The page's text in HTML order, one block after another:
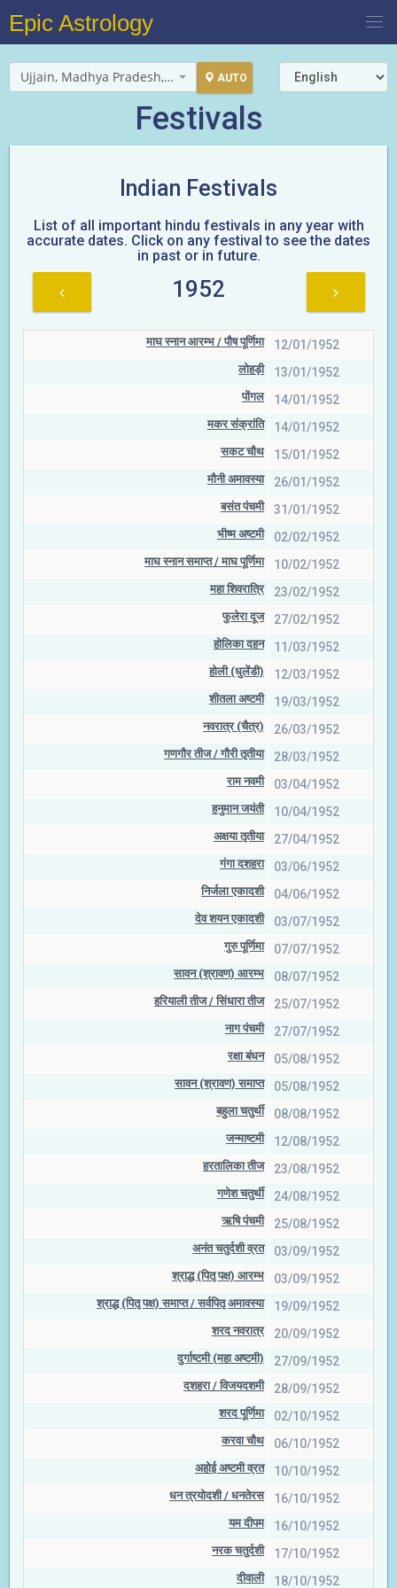
Epic Astrology
Ujjain, Madhya Pradesh, India AUTO
Festivals
Indian Festivals
List of all important hindu festivals in any year with
accurate dates. Click on any festival to see the dates
in past or in future.
1952
माघ स्नान आरम्भ / पौष पूर्णिमा 12/01/1952
लोहड़ी 13/01/1952
पोंगल 14/01/1952
मकर संक्रांति 14/01/1952
सकट चौथ 15/01/1952
मौनी अमावस्या 26/01/1952
बसंत पंचमी 31/01/1952
भीष्म अष्टमी 02/02/1952
माघ स्नान समाप्त / माघ पूर्णिमा 10/02/1952
महा शिवरात्रि 23/02/1952
फुलेरा दूज 27/02/1952
होलिका दहन 11/03/1952
होली (धुलेंडी) 12/03/1952
शीतला अष्टमी 19/03/1952
नवरात्र (चैत्र) 26/03/1952
गणगौर तीज / गौरी तृतीया 28/03/1952
राम नवमी 03/04/1952
हनुमान जयंती 10/04/1952
अक्षया तृतीया 27/04/1952
गंगा दशहरा 03/06/1952
निर्जला एकादशी 04/06/1952
देव शयन एकादशी 03/07/1952
गुरु पूर्णिमा 07/07/1952
सावन (श्रावण) आरम्भ 08/07/1952
हरियाली तीज / सिंधारा तीज 25/07/1952
नाग पंचमी 27/07/1952
रक्षा बंधन 05/08/1952
सावन (श्रावण) समाप्त 05/08/1952
बहुला चतुर्थी 08/08/1952
जन्माष्टमी 12/08/1952
हरतालिका तीज 23/08/1952
गणेश चतुर्थी 24/08/1952
ऋषि पंचमी 25/08/1952
अनंत चतुर्दशी व्रत 03/09/1952
श्राद्ध (पितृ पक्ष) आरम्भ 03/09/1952
श्राद्ध (पितृ पक्ष) समाप्त / सर्वपितृ अमावस्या 19/09/1952
शरद नवरात्र 20/09/1952
दुर्गाष्टमी (महा अष्टमी) 27/09/1952
दशहरा / विजयदशमी 28/09/1952
शरद पूर्णिमा 02/10/1952
करवा चौथ 06/10/1952
अहोई अष्टमी व्रत 10/10/1952
धन त्रयोदशी / धनतेरस 16/10/1952
यम दीपम 16/10/1952
नरक चतुर्दशी 17/10/1952
दीवाली 18/10/1952